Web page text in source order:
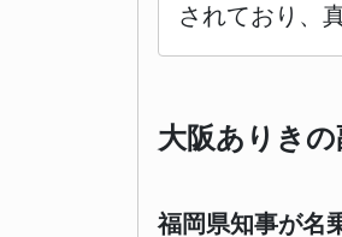
されており、
大阪ありき
福岡県知事が名